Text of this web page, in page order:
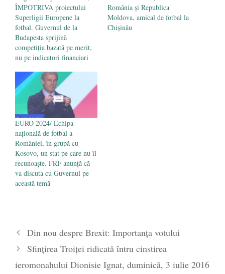
ÎMPOTRIVA proiectului
Superligii Europene la
fotbal. Guvernul de la
Budapesta sprijină
competiția bazată pe merit,
nu pe indicatori financiari
România și Republica
Moldova, amical de fotbal la
Chișinău
EURO 2024/ Echipa
națională de fotbal a
României, în grupă cu
Kosovo, un stat pe care nu îl
recunoaște. FRF anunță că
va discuta cu Guvernul pe
această temă
Din nou despre Brexit: Importanța votului
Sfințirea Troiței ridicată întru cinstirea
ieromonahului Dionisie Ignat, duminică, 3 iulie 2016